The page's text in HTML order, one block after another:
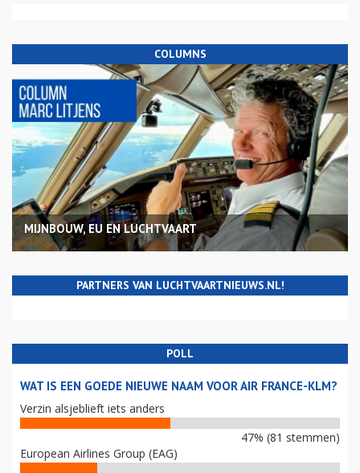
COLUMNS
MIJNBOUW, EU EN LUCHTVAART
PARTNERS VAN LUCHTVAARTNIEUWS.NL!
POLL
WAT IS EEN GOEDE NIEUWE NAAM VOOR AIR FRANCE-KLM?
Verzin alsjeblieft iets anders
47% (81 stemmen)
European Airlines Group (EAG)